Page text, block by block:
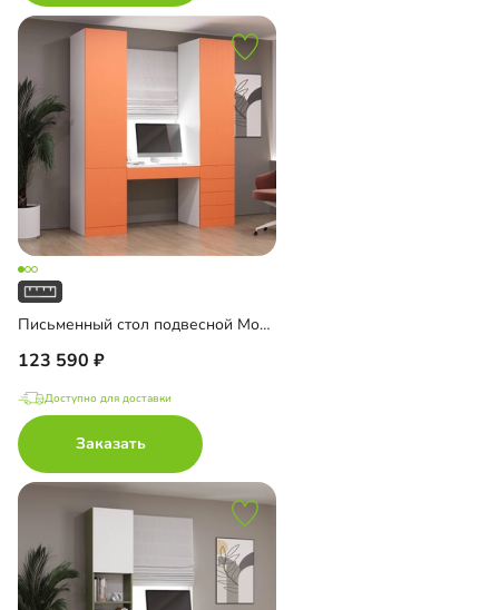
Письменный стол подвесной Мобаро-4
123 590
Доступно для доставки
Заказать